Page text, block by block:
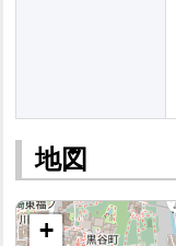
地図
+